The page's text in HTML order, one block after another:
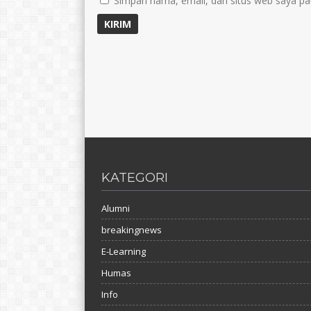
KATEGORI
Alumni
breakingnews
E-Learning
Humas
Info